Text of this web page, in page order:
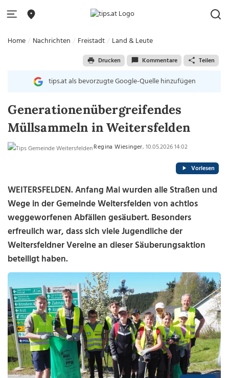
Home Nachrichten Freistadt Land & Leute
Drucken Kommentare Teilen
tips.at als bevorzugte Google-Quelle hinzufügen
Generationenübergreifendes
Müllsammeln in Weitersfelden
Regina Wiesinger, 10.05.2026 14:02
Vorlesen
WEITERSFELDEN. Anfang Mai wurden alle Straßen und
Wege in der Gemeinde Weitersfelden von achtlos
weggeworfenen Abfällen gesäubert. Besonders
erfreulich war, dass sich viele Jugendliche der
Weitersfeldner Vereine an dieser Säuberungsaktion
beteiligt haben.